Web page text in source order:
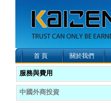
首 頁 關於我們
服務與費用
中國外商投資